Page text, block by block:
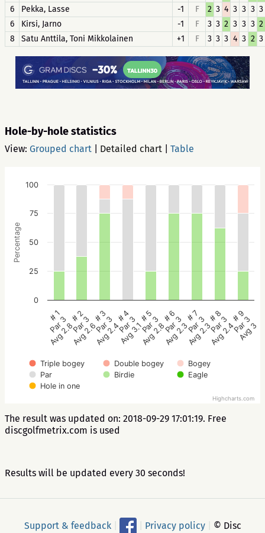
6
Pekka, Lasse -1 F 2 3 4 3 3 3 3
6
Kirsi, Jarno -1 F 3 3 2 3 3 3 2
8
Satu Anttila, Toni Mikkolainen +1 F 3 3 3 4 3 2 3
Hole-by-hole statistics
View: Grouped chart Detailed chart Table
Percentage
Triple bogey Double bogey
Bogey
Par
Birdie
Eagle
Hole in one
# 1
Par 3
Avg 2.8
# 2
Par 3
Avg 2.6
# 3
Par 3
Avg 2.4
# 4
Par 3
Avg 3.1
# 5
Par 3
Avg 2.8
# 6
Par 3
Avg 2.3
# 7
Par 3
Avg 2.3
# 8
Par 3
Avg 2.4
# 9
Par 3
Avg 3
0
25
50
75
100
Highcharts.com
The result was updated on: 2018-09-29 17:01:19. Free
discgolfmetrix.com is used
Results will be updated every 30 seconds!
Support & feedback Privacy policy © Disc